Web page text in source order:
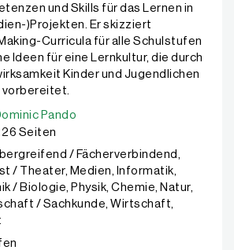
und Skills für das Lernen in
)Projekten. Er skizziert
Curricula für alle Schulstufen
Ideen für eine Lernkultur, die durch
Kinder und Jugendlichen
Pando
Pando
26 Seiten
/ Fächerverbindend,
/ Theater, Medien, Informatik,
/ Biologie, Physik, Chemie, Natur,
/ Sachkunde, Wirtschaft,